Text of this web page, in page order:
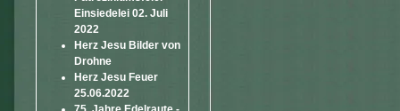
Einsiedelei 02. Juli
2022
Herz Jesu Bilder von
Drohne
Herz Jesu Feuer
25.06.2022